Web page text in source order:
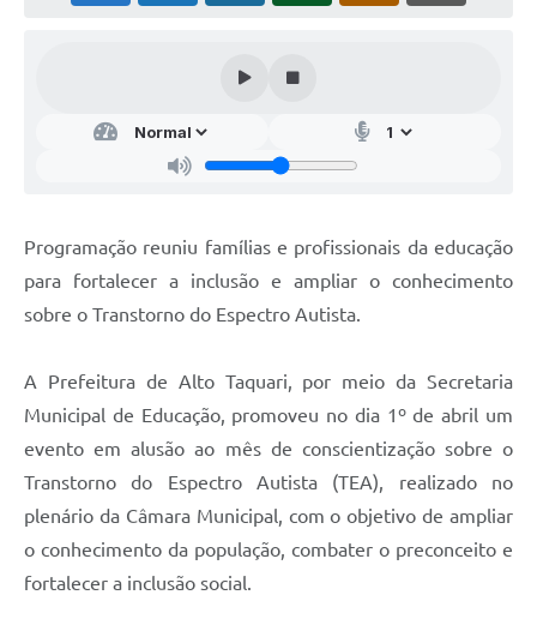
Programação reuniu famílias e profissionais da educação
para fortalecer a inclusão e ampliar o conhecimento
sobre o Transtorno do Espectro Autista.
A Prefeitura de Alto Taquari, por meio da Secretaria
Municipal de Educação, promoveu no dia 1º de abril um
evento em alusão ao mês de conscientização sobre o
Transtorno do Espectro Autista (TEA), realizado no
plenário da Câmara Municipal, com o objetivo de ampliar
o conhecimento da população, combater o preconceito e
fortalecer a inclusão social.